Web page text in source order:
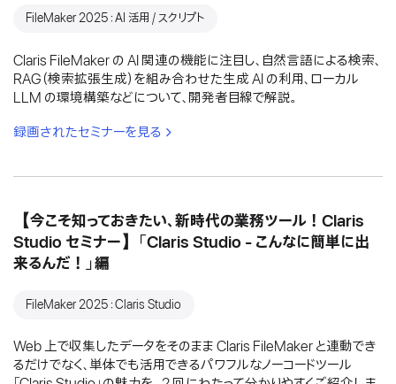
FileMaker 2025：AI 活用 / スクリプト
Claris FileMaker の AI 関連の機能に注目し、自然言語による検索、
RAG（検索拡張生成）を組み合わせた生成 AI の利用、ローカル
LLM の環境構築などについて、開発者目線で解説。
録画されたセミナーを見る
【今こそ知っておきたい、新時代の業務ツール！Claris
Studio セミナー】「Claris Studio - こんなに簡単に出
来るんだ！」編
FileMaker 2025：Claris Studio
Web 上で収集したデータをそのまま Claris FileMaker と連動でき
るだけでなく、単体でも活用できるパワフルなノーコードツール